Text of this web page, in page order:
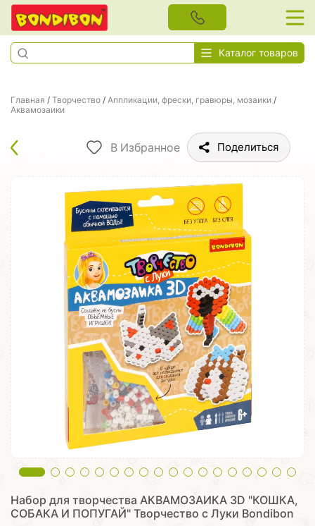
Каталог товаров
Главная / Творчество / Аппликации, фрески, гравюры, мозаики /
Аквамозаики
В Избранное Поделиться
Набор для творчества АКВАМОЗАИКА 3D "КОШКА,
СОБАКА И ПОПУГАЙ" Творчество с Луки Bondibon